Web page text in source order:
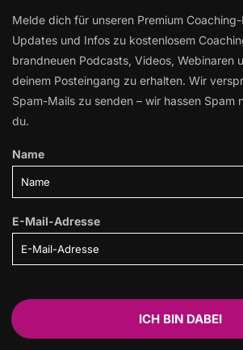
Melde dich für unseren Premium
Updates und Infos zu kostenlosem
brandneuen Podcasts, Videos, Webinaren
deinem Posteingang zu erhalten. Wir
Spam-Mails zu senden – wir hassen Spam
du.
Name
E-Mail-Adresse